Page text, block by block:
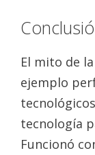
El mito de
ejemplo
tecnología
Funcionó